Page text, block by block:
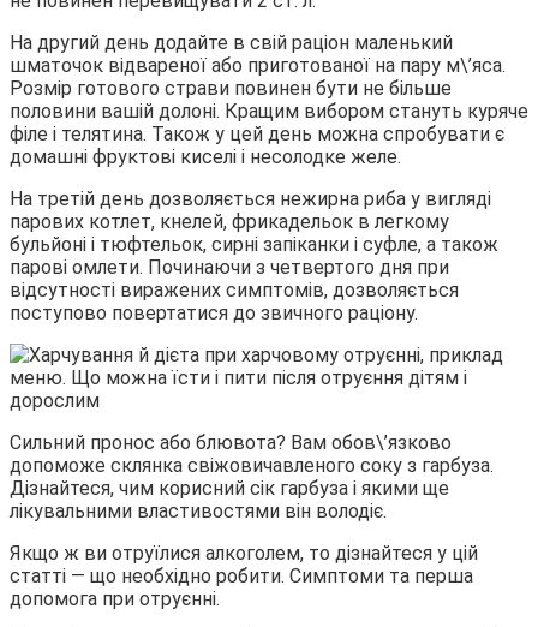
На другий день додайте в свій раціон маленький
шматочок відвареної або приготованої на пару м\’яса.
Розмір готового страви повинен бути не більше
половини вашій долоні. Кращим вибором стануть куряче
філе і телятина. Також у цей день можна спробувати є
домашні фруктові киселі і несолодке желе.
На третій день дозволяється нежирна риба у вигляді
парових котлет, кнелей, фрикадельок в легкому
бульйоні і тюфтельок, сирні запіканки і суфле, а також
парові омлети. Починаючи з четвертого дня при
відсутності виражених симптомів, дозволяється
поступово повертатися до звичного раціону.
Сильний пронос або блювота? Вам обов\’язково
допоможе склянка свіжовичавленого соку з гарбуза.
Дізнайтеся, чим корисний сік гарбуза і якими ще
лікувальними властивостями він володіє.
Якщо ж ви отруїлися алкоголем, то дізнайтеся у цій
статті — що необхідно робити. Симптоми та перша
допомога при отруєнні.